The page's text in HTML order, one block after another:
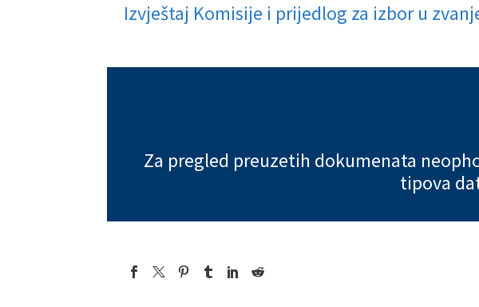
Izvještaj Komisije i prijedlog za izbor u
Za pregled preuzetih dokumenata
tipova